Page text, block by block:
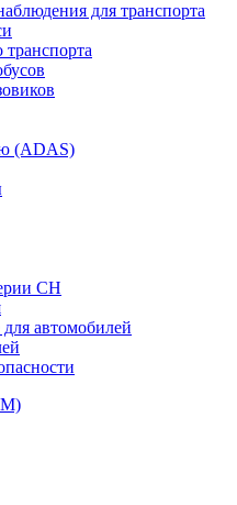
для транспорта
(ADAS)
CH
автомобилей